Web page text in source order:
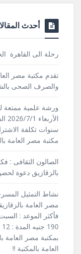
أحدث
رحلة الى القاهرة
تقدم مكتبة مصر
والصرف الصحى
ورشة علمية ممتعة
مكتبة مصر العامة
الصالون الثقافى :
بالزقازيق دعوة
نشاط التمثيل
بمكتبة مصر العامة
العامة بالمكتبة !!